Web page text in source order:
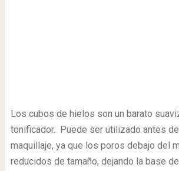
Los cubos de hielos son un barato
tonificador. Puede ser utilizado antes
maquillaje, ya que los poros debajo del
reducidos de tamaño, dejando la base